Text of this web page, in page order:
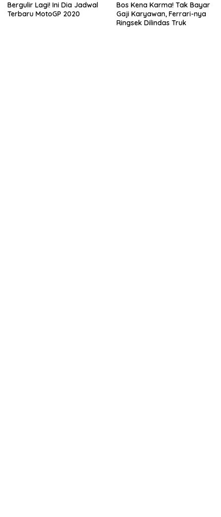
Bergulir Lagi! Ini Dia Jadwal
Terbaru MotoGP 2020
Bos Kena Karma! Tak Bayar
Gaji Karyawan, Ferrari-nya
Ringsek Dilindas Truk